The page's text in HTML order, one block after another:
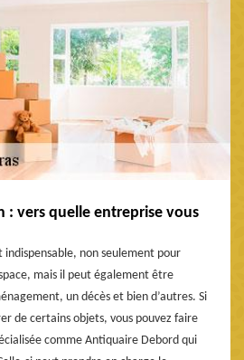
: vers quelle entreprise vous
indispensable, non seulement pour
mais il peut également être
un décès et bien d’autres. Si
de certains objets, vous pouvez faire
comme Antiquaire Debord qui